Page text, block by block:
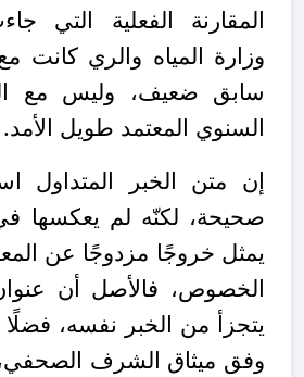
المقارنة الفعلية التي
وزارة المياه والري
سابق ضعيف، وليس مع
السنوي المعتمد طويل الأمد.
إن متن الخبر المتداول
صحيحة، لكنّه لم يعكسها في
يمثل خروجًا مزدوجًا عن
الخصوص، فالأصل أن
يتجزأ من الخبر نفسه،
وفق ميثاق الشرف الصحفي،